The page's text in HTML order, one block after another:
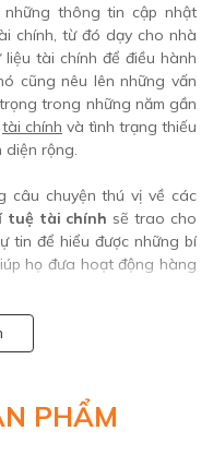
thông tin cập nhật
chính, từ đó dạy cho nhà
tài chính để điều hành
cũng nêu lên những vấn
trong những năm gần
tài chính và tình trạng thiếu
rộng.
câu chuyện thú vị về các
tuệ tài chính sẽ trao cho
tin để hiểu được những bí
họ đưa hoạt động hàng
nhà sáng lập của
American Express, P&G,
Họ đã trả lời phỏng vấn
PHẨM